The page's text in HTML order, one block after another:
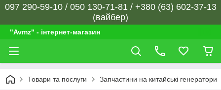
097 290-59-10 / 050 130-71-81 / +380 (63) 602-37-13
(вайбер)
"Avmz" - інтернет-магазин
Товари та послуги Запчастини на китайські генератори